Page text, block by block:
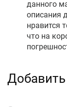
данного
описания
нравится
что на